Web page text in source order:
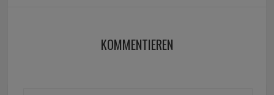
KOMMENTIEREN